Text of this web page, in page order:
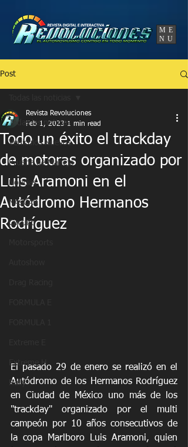
ME
NU
Post
Todas las noticias
Vehículos Nuevos
Prueba de Manejo
Noticias
NASCAR
Circuito
Extreme H
Rally
Todo un éxito el trackday
de motoras organizado por
Luis Aramoni en el
Autódromo Hermanos
Rodríguez
Revista Revoluciones
Feb 1, 2023 1 min read
El pasado 29 de enero se realizó en el
Autódromo de los Hermanos Rodríguez
en Ciudad de México uno más de los
"trackday" organizado por el multi
campeón por 10 años consecutivos de
la copa Marlboro Luis Aramoni, quien